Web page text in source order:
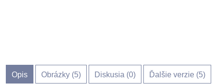
Opis Obrázky (5) Diskusia (0) Ďalšie verzie (5)